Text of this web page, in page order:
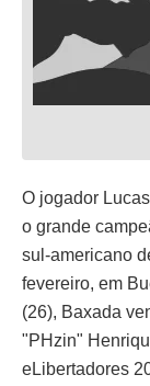
O jogador
o grande
sul-americano
fevereiro, em
(26), Baxada
"PHzin"
eLibertadores